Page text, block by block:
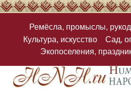
Ремёсла, промыслы,
Культура, искусство
Сад,
Экопоселения,